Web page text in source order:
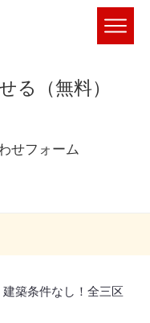
る（無料）
せフォーム
築条件なし！全三区